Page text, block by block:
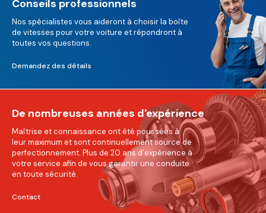
Conseils professionnels
Nos spécialistes vous aideront à choisir la boîte
de vitesses pour votre voiture et répondront à
toutes vos questions.
Demandez des détails
De nombreuses années d'expérience
Maîtrise et connaissance ont été poussées à
leur maximum et sont continuellement source de
perfectionnement. Plus de 20 ans d’expérience à
votre service afin de vous garantir une conduite
en toute sécurité.
Contact